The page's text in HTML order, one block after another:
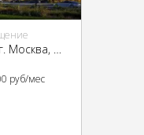
ЖК Открытый парк, ВАО, г. Москва, ЖК Открытый Парк к. 1.2
руб/мес